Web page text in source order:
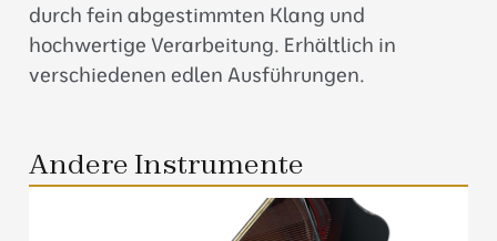
durch fein abgestimmten Klang und
hochwertige Verarbeitung. Erhältlich in
verschiedenen edlen Ausführungen.
Andere Instrumente